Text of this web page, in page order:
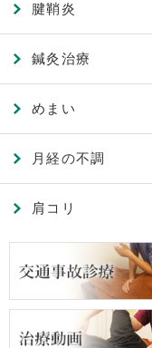
腱鞘炎
鍼灸治療
めまい
月経の不調
肩コリ